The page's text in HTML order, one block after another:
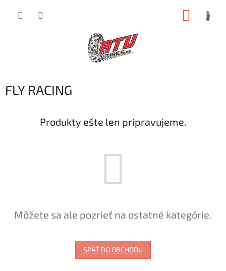
FLY RACING
Produkty ešte len pripravujeme.
Môžete sa ale pozrieť na ostatné kategórie.
SPÄŤ DO OBCHODU